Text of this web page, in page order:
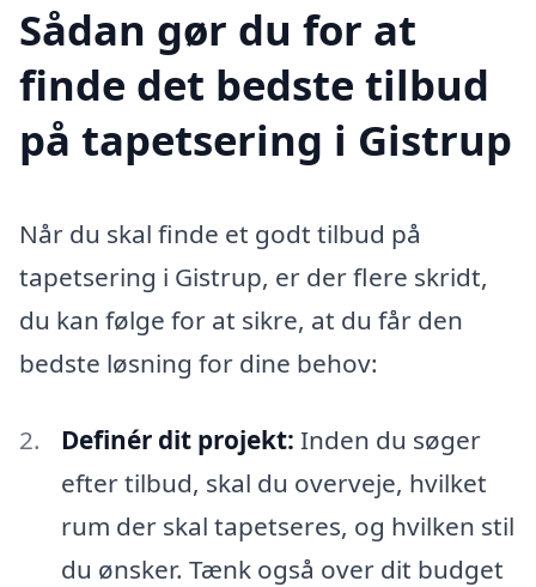
Sådan gør du for at
finde det bedste tilbud
på tapetsering i Gistrup
Når du skal finde et godt tilbud på
tapetsering i Gistrup, er der flere skridt,
du kan følge for at sikre, at du får den
bedste løsning for dine behov:
Definér dit projekt: Inden du søger
efter tilbud, skal du overveje, hvilket
rum der skal tapetseres, og hvilken stil
du ønsker. Tænk også over dit budget